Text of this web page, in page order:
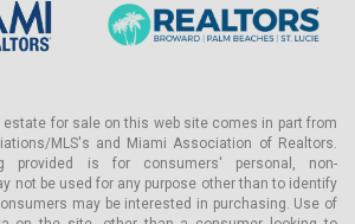
for sale on this web site comes in part from
MLS's and Miami Association of Realtors.
provided is for consumers' personal, non-
not be used for any purpose other than to identify
may be interested in purchasing. Use of